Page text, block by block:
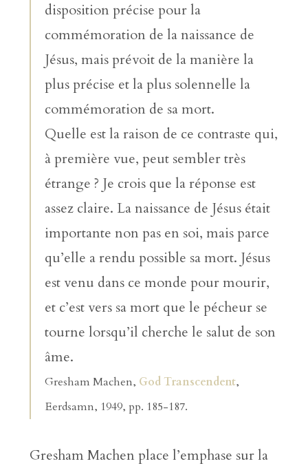
disposition précise pour la
commémoration de la naissance de
Jésus, mais prévoit de la manière la
plus précise et la plus solennelle la
commémoration de sa mort.
Quelle est la raison de ce contraste qui,
à première vue, peut sembler très
étrange ? Je crois que la réponse est
assez claire. La naissance de Jésus était
importante non pas en soi, mais parce
qu’elle a rendu possible sa mort. Jésus
est venu dans ce monde pour mourir,
et c’est vers sa mort que le pécheur se
tourne lorsqu’il cherche le salut de son
âme.
Gresham Machen, God Transcendent,
Eerdsamn, 1949, pp. 185-187.
Gresham Machen place l’emphase sur la